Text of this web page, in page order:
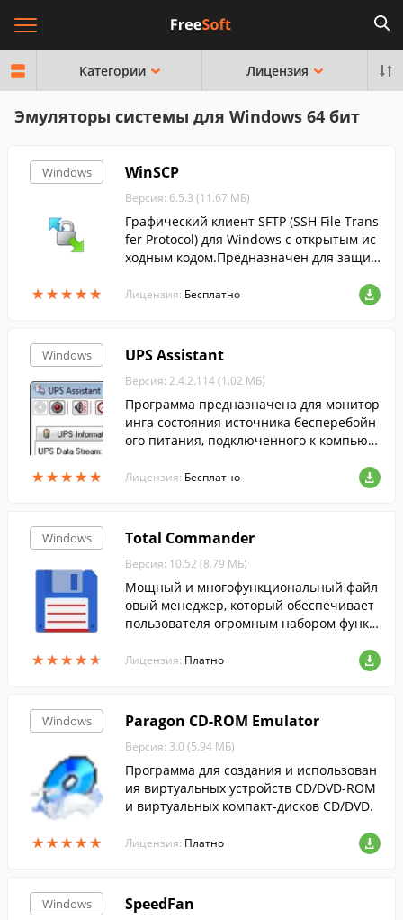
Категории Лицензия
Эмуляторы системы для Windows 64 бит
Windows
★★★★★
★★★★★
WinSCP
Версия: 6.5.3 (11.67 МБ)
Графический клиент SFTP (SSH File Trans
fer Protocol) для Windows с открытым ис
ходным кодом.Предназначен для защи
мпьютером и серверами....
Лицензия: Бесплатно
Windows
★★★★★
★★★★★
UPS Assistant
Версия: 2.4.2.114 (1.02 МБ)
Программа предназначена для монитор
инга состояния источника бесперебойн
ого питания, подключенного к компьют
ивающего протокол Megatec.
Лицензия: Бесплатно
Windows
★★★★★
★★★★★
Total Commander
Версия: 10.52 (8.79 МБ)
Мощный и многофункциональный файл
овый менеджер, который обеспечивает
пользователя огромным набором функц
и папками.
Лицензия: Платно
Windows
★★★★★
★★★★★
Paragon CD-ROM Emulator
Версия: 3.0 (5.94 МБ)
Программа для создания и использован
ия виртуальных устройств CD/DVD-ROM
и виртуальных компакт-дисков CD/DVD.
Лицензия: Платно
Windows SpeedFan